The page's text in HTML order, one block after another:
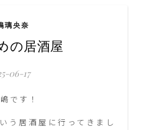
璃央奈
の居酒屋
06-17
です！
う居酒屋に行ってきまし